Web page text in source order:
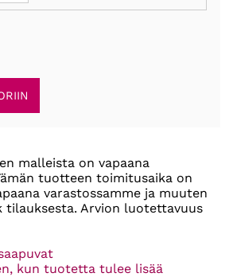
malleista on vapaana
tuotteen toimitusaika on
varastossamme ja muuten
tilauksesta. Arvion luotettavuus
kun tuotetta tulee lisää